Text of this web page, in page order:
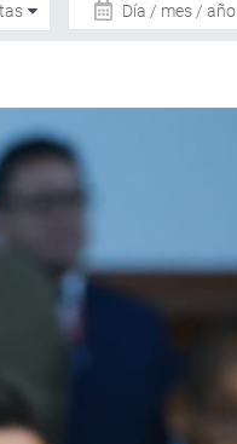
Día / mes / año